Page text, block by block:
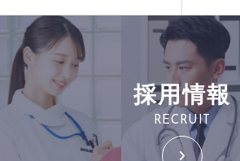
採用情報
RECRUIT